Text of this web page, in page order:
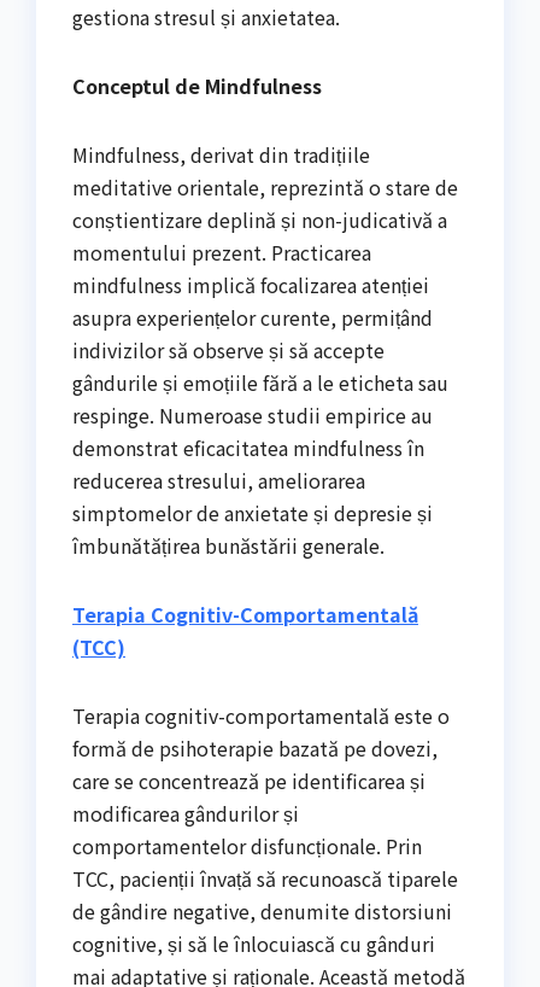
gestiona stresul și anxietatea.
Conceptul de Mindfulness
Mindfulness, derivat din tradițiile
meditative orientale, reprezintă o stare de
conștientizare deplină și non-judicativă a
momentului prezent. Practicarea
mindfulness implică focalizarea atenției
asupra experiențelor curente, permițând
indivizilor să observe și să accepte
gândurile și emoțiile fără a le eticheta sau
respinge. Numeroase studii empirice au
demonstrat eficacitatea mindfulness în
reducerea stresului, ameliorarea
simptomelor de anxietate și depresie și
îmbunătățirea bunăstării generale.
Terapia Cognitiv-Comportamentală
(TCC)
Terapia cognitiv-comportamentală este o
formă de psihoterapie bazată pe dovezi,
care se concentrează pe identificarea și
modificarea gândurilor și
comportamentelor disfuncționale. Prin
TCC, pacienții învață să recunoască tiparele
de gândire negative, denumite distorsiuni
cognitive, și să le înlocuiască cu gânduri
mai adaptative și raționale. Această metodă